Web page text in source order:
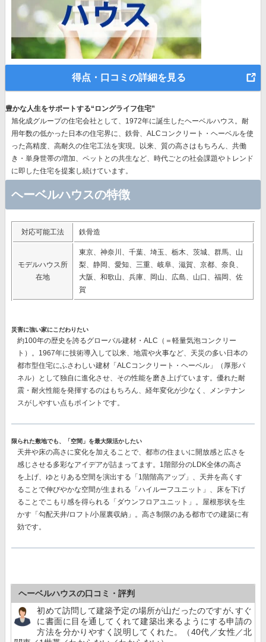
得点・口コミの詳細を見る
豊かな人生をサポートする“ロングライフ住宅”
旭化成グループの住宅会社として、1972年に誕生したヘーベルハウス。耐
用年数の低かった日本の住宅界に、鉄骨、ALCコンクリート・ヘーベルを使
った高精度、高耐久の住宅工法を実現。以来、質の高さはもちろん、共働
き・単身世帯の増加、ペットとの共生など、時代ごとの社会課題やトレンド
に即した住宅を提案し続けています。
ヘーベルハウスの特徴
対応可能工法 鉄骨造
モデルハウス所
在地
東京、神奈川、千葉、埼玉、栃木、茨城、群馬、山
梨、静岡、愛知、三重、岐阜、滋賀、京都、奈良、
大阪、和歌山、兵庫、岡山、広島、山口、福岡、佐
賀
災害に強い家にこだわりたい
約100年の歴史を誇るグローバル建材・ALC（＝軽量気泡コンクリー
ト）。1967年に技術導入して以来、地震や火事など、天災の多い日本の
都市型住宅にふさわしい建材 「ALCコンクリート・ヘーベル」（厚形パ
ネル）
として独自に進化させ、その性能を磨き上げています。優れた耐
震・耐火性能を発揮するのはもちろん、経年変化が少なく、メンテナン
スがしやすい点もポイントです。
限られた敷地でも、「空間」を最大限活かしたい
天井や床の高さに変化を加えることで、都市の住まいに開放感と広さを
感じさせる多彩なアイデアが詰まってます。1階部分のLDK全体の高さ
を上げ、ゆとりある空間を演出する「1階階高アップ」、天井を高くす
ることで伸びやかな空間が生まれる「ハイルーフユニット」、床を下げ
ることでこもり感を得られる「ダウンフロアユニット」。屋根形状を生
かす「勾配天井/ロフト/小屋裏収納」。高さ制限のある都市での建築に有
効です。
ヘーベルハウスの口コミ・評判
初めて訪問して建築予定の場所が山だったのですが､すぐ
に書面に目を通してくれて建築出来るようにする申請の
方法を分かりやすく説明してくれた。（40代／女性／北